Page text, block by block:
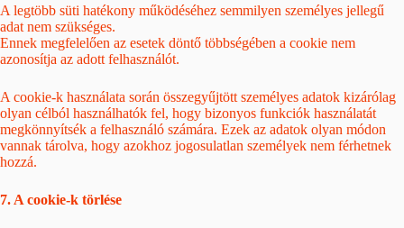
A legtöbb süti hatékony működéséhez semmilyen személyes jellegű
adat nem szükséges.
Ennek megfelelően az esetek döntő többségében a cookie nem
azonosítja az adott felhasználót.
A cookie-k használata során összegyűjtött személyes adatok kizárólag
olyan célból használhatók fel, hogy bizonyos funkciók használatát
megkönnyítsék a felhasználó számára. Ezek az adatok olyan módon
vannak tárolva, hogy azokhoz jogosulatlan személyek nem férhetnek
hozzá.
7. A cookie-k törlése